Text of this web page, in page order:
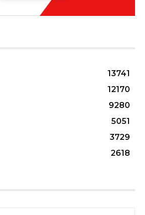
13741
12170
9280
5051
3729
2618